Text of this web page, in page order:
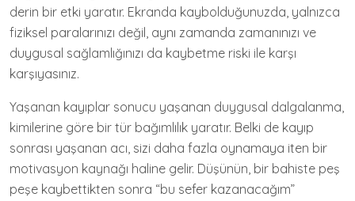
derin bir etki yaratır. Ekranda kaybolduğunuzda, yalnızca
fiziksel paralarınızı değil, aynı zamanda zamanınızı ve
duygusal sağlamlığınızı da kaybetme riski ile karşı
karşıyasınız.
Yaşanan kayıplar sonucu yaşanan duygusal dalgalanma,
kimilerine göre bir tür bağımlılık yaratır. Belki de kayıp
sonrası yaşanan acı, sizi daha fazla oynamaya iten bir
motivasyon kaynağı haline gelir. Düşünün, bir bahiste peş
peşe kaybettikten sonra “bu sefer kazanacağım”